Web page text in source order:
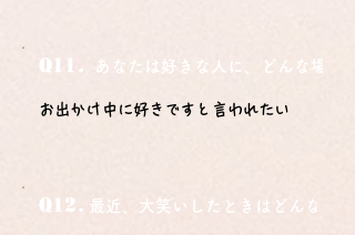
Q11. あなたは好きな人に、どんな場所
お出かけ中に好きですと言われたい
Q12. 最近、大笑いしたときはどんな時？